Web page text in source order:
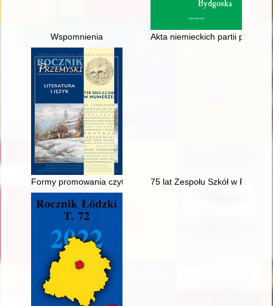
Wspomnienia Akta niemieckich partii
Formy promowania czytelnictwa w kontekście kulturalno-
75 lat Zespołu Szkół w